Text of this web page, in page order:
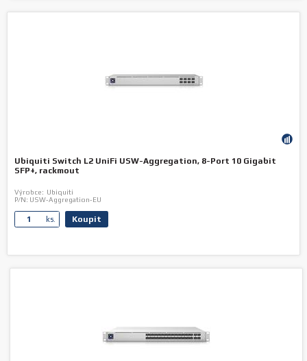
Ubiquiti Switch L2 UniFi USW-Aggregation, 8-Port 10 Gigabit
SFP+, rackmout
Výrobce: Ubiquiti
P/N: USW-Aggregation-EU
ks. Koupit